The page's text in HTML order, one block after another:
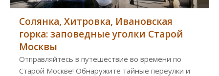
Солянка, Хитровка, Ивановская
горка: заповедные уголки Старой
Москвы
Отправляйтесь в путешествие во времени по
Старой Москве! Обнаружите тайные переулки и